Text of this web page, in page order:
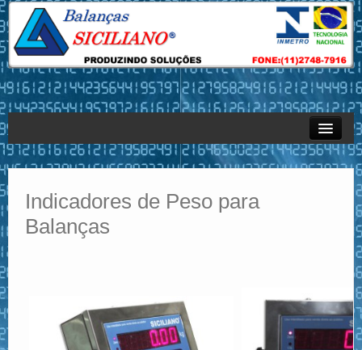
Empresa
Produtos
Sistemas
Contato
Indicadores de Peso para
Balanças